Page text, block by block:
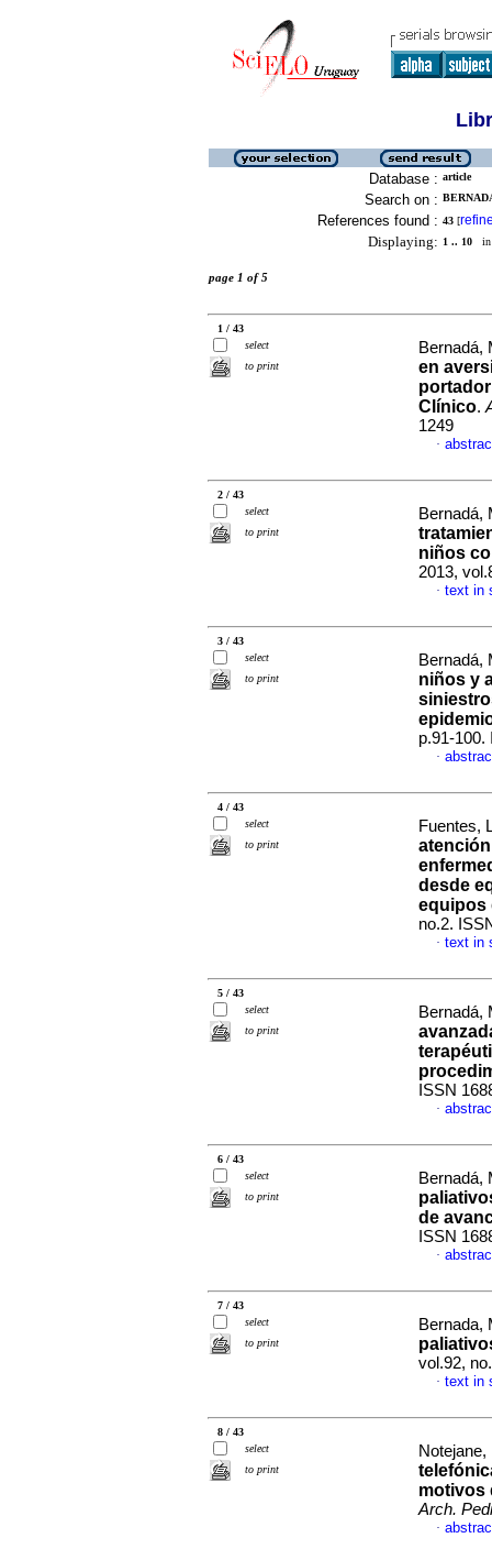
Database : article
Search on :
References found : 43 [
Displaying: 1 .. 10 in
page 1 of 5
1 / 43
select
to print
Bernadá,
en
Clínico.
1249
·
2 / 43
select
to print
Bernadá,
niños
2013,
· text in
3 / 43
select
to print
Bernadá,
niños y
p.91-100.
·
4 / 43
select
to print
Fuentes,
desde
equipos
no.2.
· text in
5 / 43
select
to print
Bernadá,
ISSN
·
6 / 43
select
to print
Bernadá,
de
ISSN
·
7 / 43
select
to print
Bernada,
vol.92,
· text in
8 / 43
select
to print
motivos
Arch.
·